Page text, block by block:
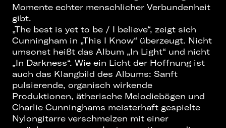
Momente echter menschlicher Verbundenheit
gibt.
„The best is yet to be / I believe“, zeigt sich
Cunningham in „This I Know“ überzeugt. Nicht
umsonst heißt das Album „In Light“ und nicht
„In Darkness“. Wie ein Licht der Hoffnung ist
auch das Klangbild des Albums: Sanft
pulsierende, organisch wirkende
Produktionen, ätherische Melodiebögen und
Charlie Cunninghams meisterhaft gespielte
Nylongitarre verschmelzen mit einer